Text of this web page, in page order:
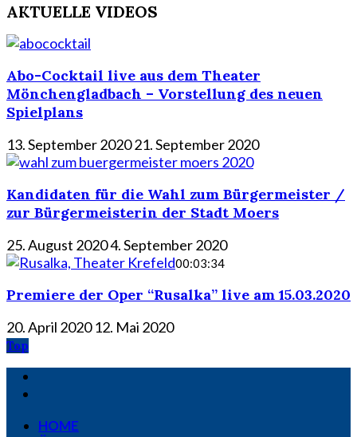
AKTUELLE VIDEOS
Abo-Cocktail live aus dem Theater
Mönchengladbach – Vorstellung des neuen
Spielplans
13. September 202021. September 2020
Kandidaten für die Wahl zum Bürgermeister /
zur Bürgermeisterin der Stadt Moers
25. August 20204. September 2020
00:03:34
Premiere der Oper “Rusalka” live am 15.03.2020
20. April 2020 12. Mai 2020
Top
HOME